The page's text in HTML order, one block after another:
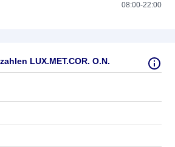
08:00-22:00
LUX.MET.COR. O.N.